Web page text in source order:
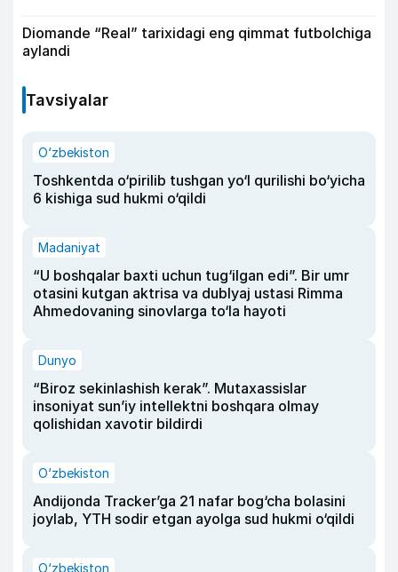
Diomande “Real” tarixidagi eng qimmat futbolchiga
aylandi
Tavsiyalar
O‘zbekiston
Toshkentda o‘pirilib tushgan yo‘l qurilishi bo‘yicha
6 kishiga sud hukmi o‘qildi
Madaniyat
“U boshqalar baxti uchun tug‘ilgan edi”. Bir umr
otasini kutgan aktrisa va dublyaj ustasi Rimma
Ahmedovaning sinovlarga to‘la hayoti
Dunyo
“Biroz sekinlashish kerak”. Mutaxassislar
insoniyat sun’iy intellektni boshqara olmay
qolishidan xavotir bildirdi
O‘zbekiston
Andijonda Tracker’ga 21 nafar bog‘cha bolasini
joylab, YTH sodir etgan ayolga sud hukmi o‘qildi
O‘zbekiston